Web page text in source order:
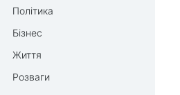
Політика
Бізнес
Життя
Розваги